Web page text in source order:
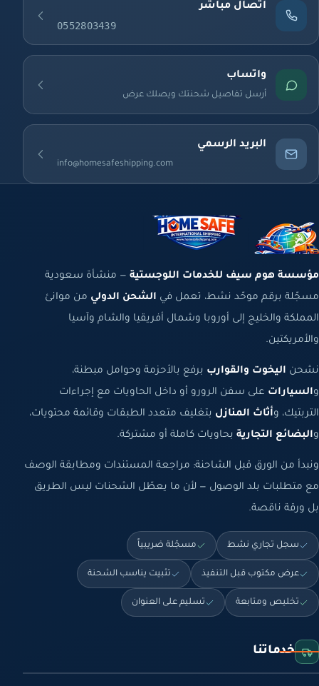
اتصال مباشر
0552803439
واتساب
أرسل تفاصيل شحنتك ويصلك عرض
البريد الرسمي
info@homesafeshipping.com
مؤسسة هوم سيف للخدمات اللوجستية — منشأة سعودية
مسجّلة برقم موحّد نشط، تعمل في الشحن الدولي من موانئ
المملكة والخليج إلى أوروبا وشمال أفريقيا والشام وآسيا
والأمريكتين.
نشحن اليخوت والقوارب برفع بالأحزمة وحوامل مبطنة،
والسيارات على سفن الرورو أو داخل الحاويات مع إجراءات
التربتيك، وأثاث المنازل بتغليف متعدد الطبقات وقائمة محتويات،
والبضائع التجارية بحاويات كاملة أو مشتركة.
ونبدأ من الورق قبل الشاحنة: مراجعة المستندات ومطابقة الوصف
مع متطلبات بلد الوصول — لأن ما يعطّل الشحنات ليس الطريق
بل ورقة ناقصة.
سجل تجاري نشط مسجّلة ضريبياً
عرض مكتوب قبل التنفيذ تثبيت يناسب الشحنة
تخليص ومتابعة تسليم على العنوان
خدماتنا